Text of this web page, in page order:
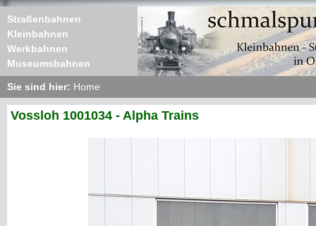
Straßenbahnen
Kleinbahnen
Werkbahnen
Museumsbahnen
Sie sind hier: Home
Vossloh 1001034 - Alpha Trains